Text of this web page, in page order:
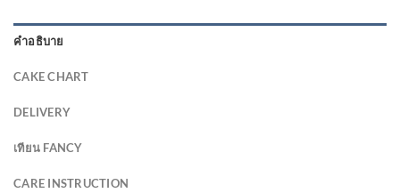
คำอธิบาย
CAKE CHART
DELIVERY
เทียน FANCY
CARE INSTRUCTION